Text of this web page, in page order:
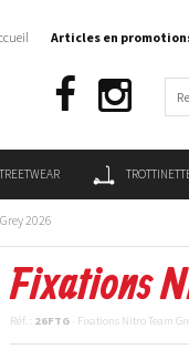
Articles en
2026
Fixations
Réf. : 26FTG - Fixations Nitro Team